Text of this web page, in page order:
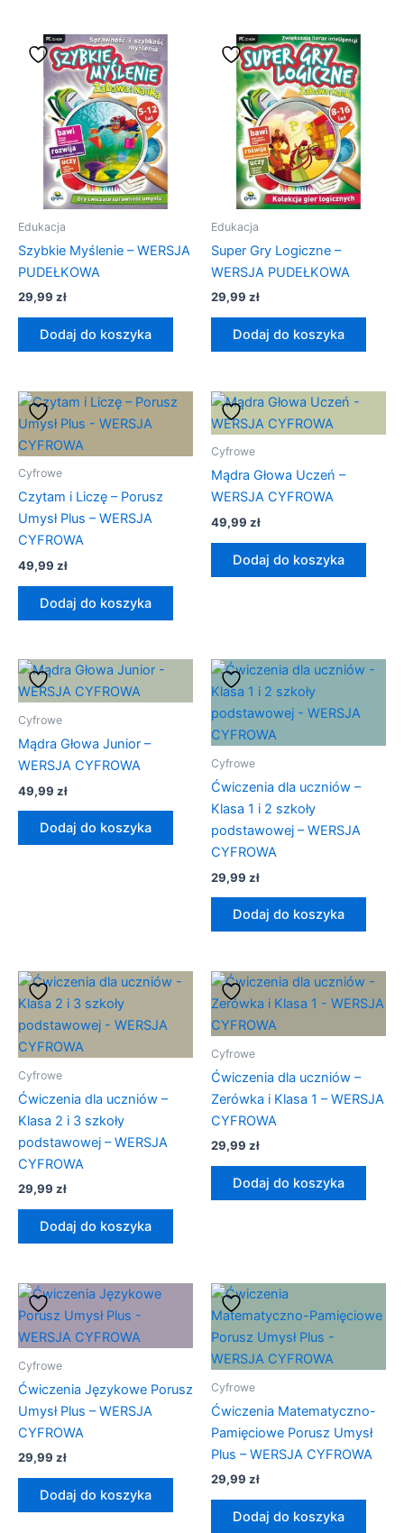
Edukacja
Szybkie Myślenie – WERSJA
PUDEŁKOWA
29,99 zł
Dodaj do koszyka
Edukacja
Super Gry Logiczne –
WERSJA PUDEŁKOWA
29,99 zł
Dodaj do koszyka
Cyfrowe
Czytam i Liczę – Porusz
Umysł Plus – WERSJA
CYFROWA
49,99 zł
Dodaj do koszyka
Cyfrowe
Mądra Głowa Uczeń –
WERSJA CYFROWA
49,99 zł
Dodaj do koszyka
Cyfrowe
Mądra Głowa Junior –
WERSJA CYFROWA
49,99 zł
Dodaj do koszyka
Cyfrowe
Ćwiczenia dla uczniów –
Klasa 1 i 2 szkoły
podstawowej – WERSJA
CYFROWA
29,99 zł
Dodaj do koszyka
Cyfrowe
Ćwiczenia dla uczniów –
Klasa 2 i 3 szkoły
podstawowej – WERSJA
CYFROWA
29,99 zł
Dodaj do koszyka
Cyfrowe
Ćwiczenia dla uczniów –
Zerówka i Klasa 1 – WERSJA
CYFROWA
29,99 zł
Dodaj do koszyka
Cyfrowe
Ćwiczenia Językowe Porusz
Umysł Plus – WERSJA
CYFROWA
29,99 zł
Dodaj do koszyka
Cyfrowe
Ćwiczenia Matematyczno-
Pamięciowe Porusz Umysł
Plus – WERSJA CYFROWA
29,99 zł
Dodaj do koszyka